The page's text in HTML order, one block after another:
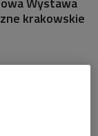
krakowskie
Kantora